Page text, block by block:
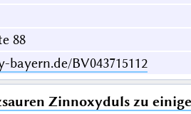
88
BV043715112
Zinnoxyduls zu